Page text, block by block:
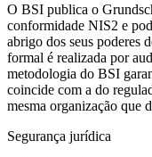
O BSI publica o
conformidade NIS2 e
abrigo dos seus poderes
formal é realizada por
metodologia do BSI
coincide com a do
mesma organização que
Segurança jurídica